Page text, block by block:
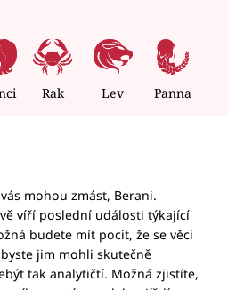
Rak Lev Panna
mohou zmást, Berani.
víří poslední události týkající
budete mít pocit, že se věci
jim mohli skutečně
tak analytičtí. Možná zjistíte,